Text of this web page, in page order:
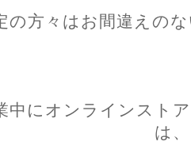
の方々はお間違えの
中にオンラインスト
は、